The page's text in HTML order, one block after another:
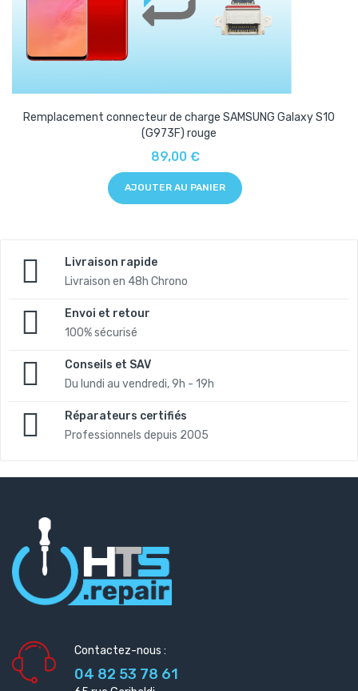
Remplacement connecteur de charge SAMSUNG Galaxy S10
(G973F) rouge
89,00 €
AJOUTER AU PANIER
Livraison rapide
Livraison en 48h Chrono
Envoi et retour
100% sécurisé
Conseils et SAV
Du lundi au vendredi, 9h - 19h
Réparateurs certifiés
Professionnels depuis 2005
Contactez-nous :
04 82 53 78 61